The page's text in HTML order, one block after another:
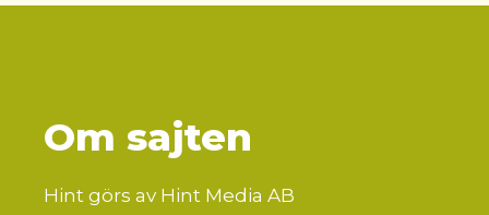
Om sajten
Hint görs av Hint Media AB